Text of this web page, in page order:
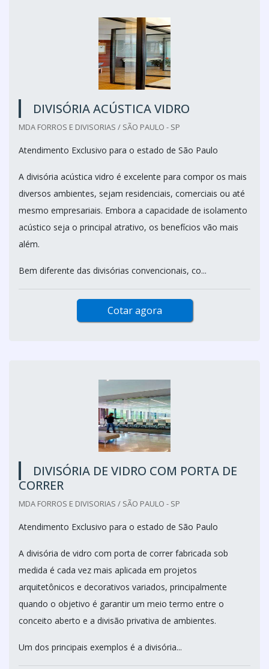
DIVISÓRIA ACÚSTICA VIDRO
MDA FORROS E DIVISORIAS / SÃO PAULO - SP
Atendimento Exclusivo para o estado de São Paulo
A divisória acústica vidro é excelente para compor os mais
diversos ambientes, sejam residenciais, comerciais ou até
mesmo empresariais. Embora a capacidade de isolamento
acústico seja o principal atrativo, os benefícios vão mais
além.
Bem diferente das divisórias convencionais, co...
Cotar agora
DIVISÓRIA DE VIDRO COM PORTA DE
CORRER
MDA FORROS E DIVISORIAS / SÃO PAULO - SP
Atendimento Exclusivo para o estado de São Paulo
A divisória de vidro com porta de correr fabricada sob
medida é cada vez mais aplicada em projetos
arquitetônicos e decorativos variados, principalmente
quando o objetivo é garantir um meio termo entre o
conceito aberto e a divisão privativa de ambientes.
Um dos principais exemplos é a divisória...